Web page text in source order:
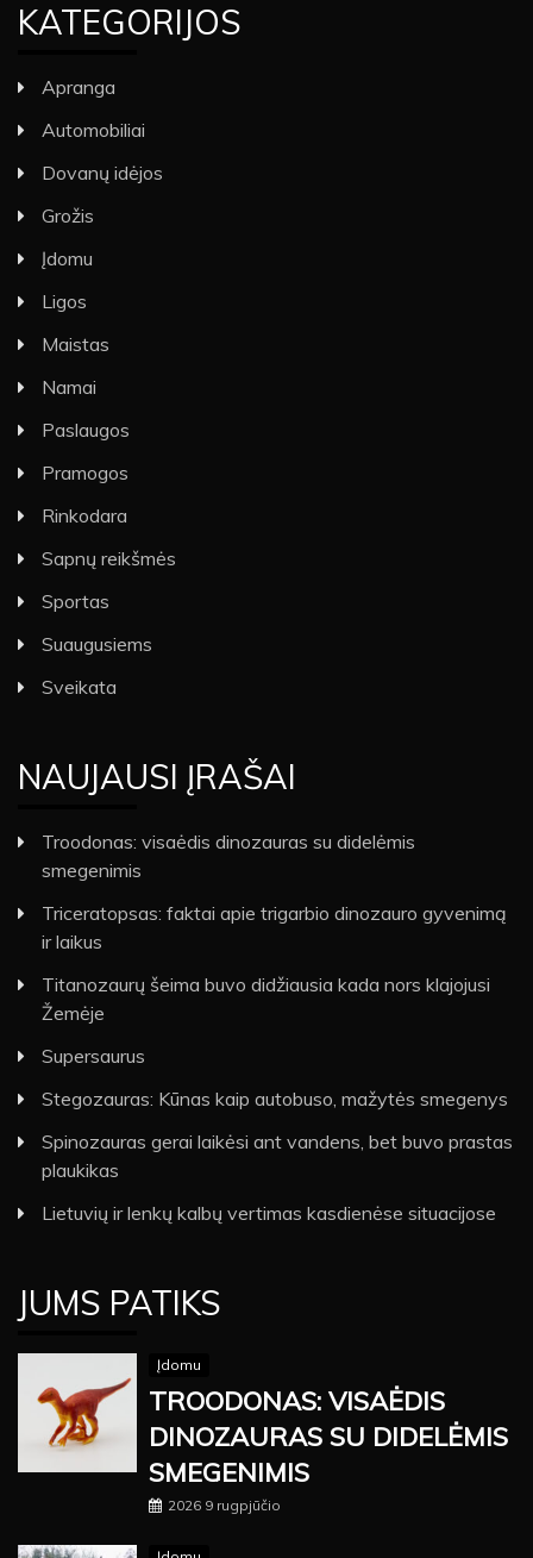
KATEGORIJOS
Apranga
Automobiliai
Dovanų idėjos
Grožis
Įdomu
Ligos
Maistas
Namai
Paslaugos
Pramogos
Rinkodara
Sapnų reikšmės
Sportas
Suaugusiems
Sveikata
NAUJAUSI ĮRAŠAI
Troodonas: visaėdis dinozauras su didelėmis
smegenimis
Triceratopsas: faktai apie trigarbio dinozauro gyvenimą
ir laikus
Titanozaurų šeima buvo didžiausia kada nors klajojusi
Žemėje
Supersaurus
Stegozauras: Kūnas kaip autobuso, mažytės smegenys
Spinozauras gerai laikėsi ant vandens, bet buvo prastas
plaukikas
Lietuvių ir lenkų kalbų vertimas kasdienėse situacijose
JUMS PATIKS
Įdomu
TROODONAS: VISAĖDIS
DINOZAURAS SU DIDELĖMIS
SMEGENIMIS
2026 9 rugpjūčio